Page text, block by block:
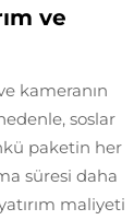
ve
kameranın
soslar
paketin her
süresi daha
maliyeti